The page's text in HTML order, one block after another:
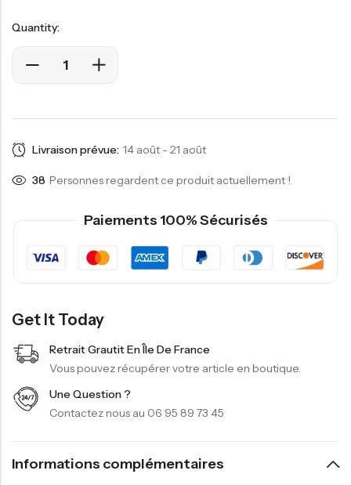
Quantity:
Livraison prévue: 14 août - 21 août
38 Personnes regardent ce produit actuellement !
Paiements 100% Sécurisés
Get It Today
Retrait Grautit En Île De France
Vous pouvez récupérer votre article en boutique.
Une Question ?
Contactez nous au 06 95 89 73 45
Informations complémentaires